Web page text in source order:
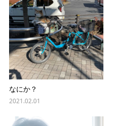
なにか？
2021.02.01